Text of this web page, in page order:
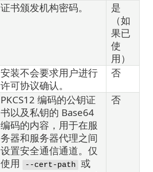
证书颁发机构密码。
是
（如
果已
使
用）
安装不会要求用户进行
许可协议确认。
否
PKCS12 编码的公钥证
书以及私钥的 Base64
编码的内容，用于在服
务器和服务器代理之间
设置安全通信通道。仅
使用
--cert-path 或
否